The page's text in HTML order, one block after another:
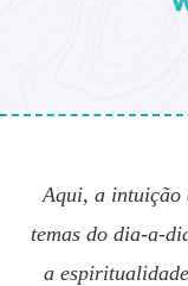
Aqui, a intuição
temas do dia-a-
a